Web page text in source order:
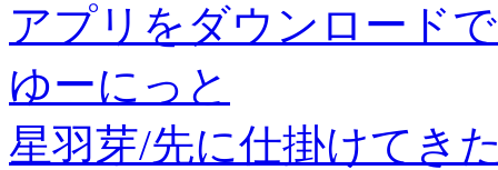
アプリをダウンロード
ゆーにっと
星羽芽/先に仕掛けてき